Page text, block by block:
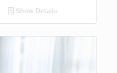
Show Details